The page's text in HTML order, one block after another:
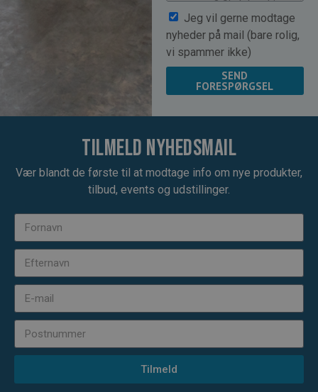
Jeg vil gerne modtage
nyheder på mail (bare rolig,
vi spammer ikke)
SEND
FORESPØRGSEL
Tilmeld nyhedsmail
Vær blandt de første til at modtage info om nye produkter,
tilbud, events og udstillinger.
Tilmeld